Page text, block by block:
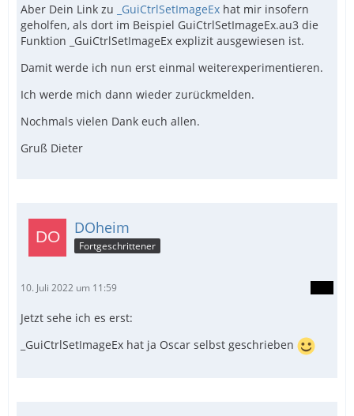
Aber Dein Link zu
_GuiCtrlSetImageEx hat mir insofern
geholfen, als dort im Beispiel GuiCtrlSetImageEx.au3 die
Funktion _GuiCtrlSetImageEx explizit ausgewiesen ist.
Damit werde ich nun erst einmal weiterexperimentieren.
Ich werde mich dann wieder zurückmelden.
Nochmals vielen Dank euch allen.
Gruß Dieter
DOheim
Fortgeschrittener
10. Juli 2022 um 11:59
Jetzt sehe ich es erst:
_GuiCtrlSetImageEx hat ja Oscar selbst geschrieben